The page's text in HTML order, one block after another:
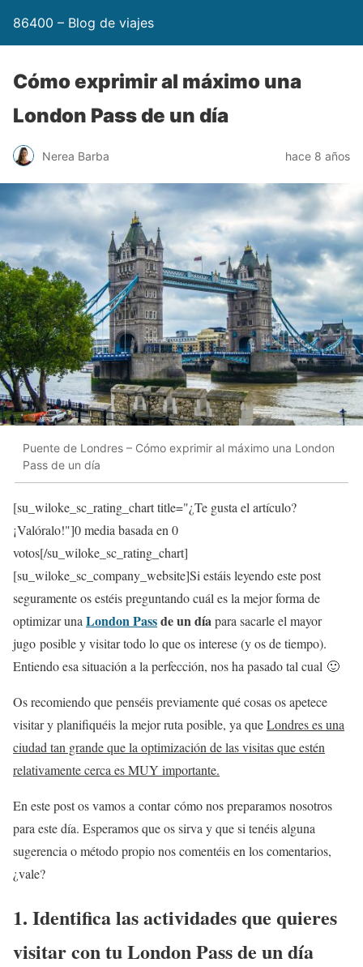
86400 – Blog de viajes
Cómo exprimir al máximo una
London Pass de un día
Nerea Barba hace 8 años
Puente de Londres – Cómo exprimir al máximo una London
Pass de un día
[su_wiloke_sc_rating_chart title="¿Te gusta el artículo?
¡Valóralo!"]0media basada en 0
votos[/su_wiloke_sc_rating_chart]
[su_wiloke_sc_company_website]Si estáis leyendo este post
seguramente os estéis preguntando cuál es la mejor forma de
optimizar una London Passde un día para sacarle el mayor
jugo posible y visitar todo lo que os interese (y os de tiempo).
Entiendo esa situación a la perfección, nos ha pasado tal cual 🙂
Os recomiendo que penséis previamente qué cosas os apetece
visitar y planifiquéis la mejor ruta posible, ya queLondres es una
ciudad tan grande que la optimización de las visitas que estén
relativamente cerca es MUY importante.
En este post os vamos a contar cómo nos preparamos nosotros
para este día. Esperamos que os sirva y que si tenéis alguna
sugerencia o método propio nos comentéis en los comentarios,
¿vale?
1. Identifica las actividades que quieres
visitar con tu London Pass de un día